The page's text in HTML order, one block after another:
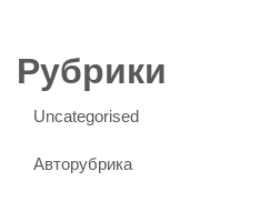
Рубрики
Uncategorised
Авторубрика